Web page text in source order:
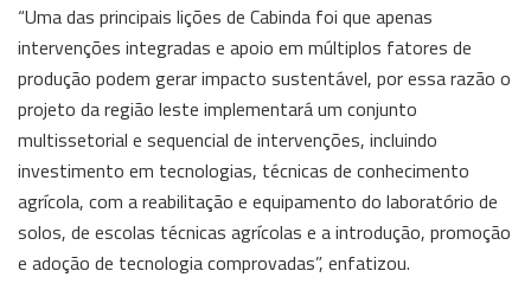
“Uma das principais lições de Cabinda foi que apenas
intervenções integradas e apoio em múltiplos fatores de
produção podem gerar impacto sustentável, por essa razão o
projeto da região leste implementará um conjunto
multissetorial e sequencial de intervenções, incluindo
investimento em tecnologias, técnicas de conhecimento
agrícola, com a reabilitação e equipamento do laboratório de
solos, de escolas técnicas agrícolas e a introdução, promoção
e adoção de tecnologia comprovadas”, enfatizou.